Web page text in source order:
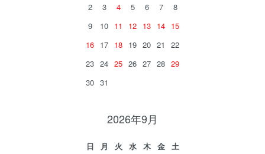
2
3 4 5 6 7
8
9
10 11 12 13 14 15
16 17 18 19 20 21
22
23 24 25 26 27 28 29
30 31
2026年9月
日 月 火 水 木 金
土